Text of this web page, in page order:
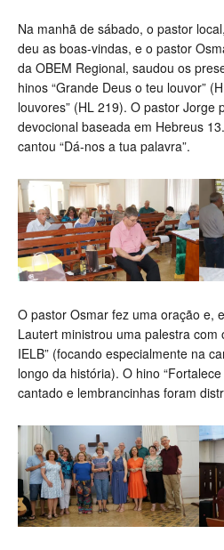
Na manhã de sábado, o pastor
deu as boas-vindas, e o pastor
da OBEM Regional, saudou os
hinos “Grande Deus o teu louvor”
louvores” (HL 219). O pastor Jorge
devocional baseada em Hebreus
cantou “Dá-nos a tua palavra”.
O pastor Osmar fez uma oração e,
Lautert ministrou uma palestra com
IELB” (focando especialmente na
longo da história). O hino
cantado e lembrancinhas foram